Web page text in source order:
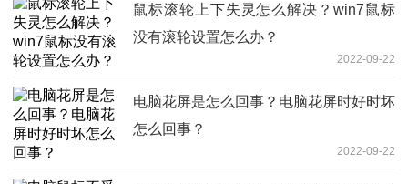
鼠标滚轮上下失灵怎么解决？win7鼠标
没有滚轮设置怎么办？
2022-09-22
电脑花屏是怎么回事？电脑花屏时好时坏
怎么回事？
2022-09-22